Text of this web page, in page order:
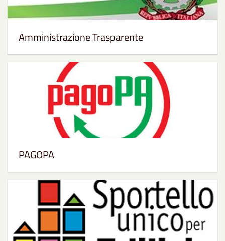
Amministrazione Trasparente
PAGOPA